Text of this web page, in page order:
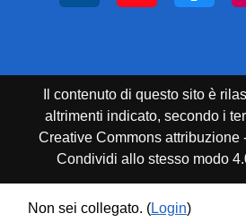
Il contenuto di questo sito è
altrimenti indicato, secondo i
Creative Commons attribuzione
Condividi allo stesso modo
Non sei collegato. (Login)